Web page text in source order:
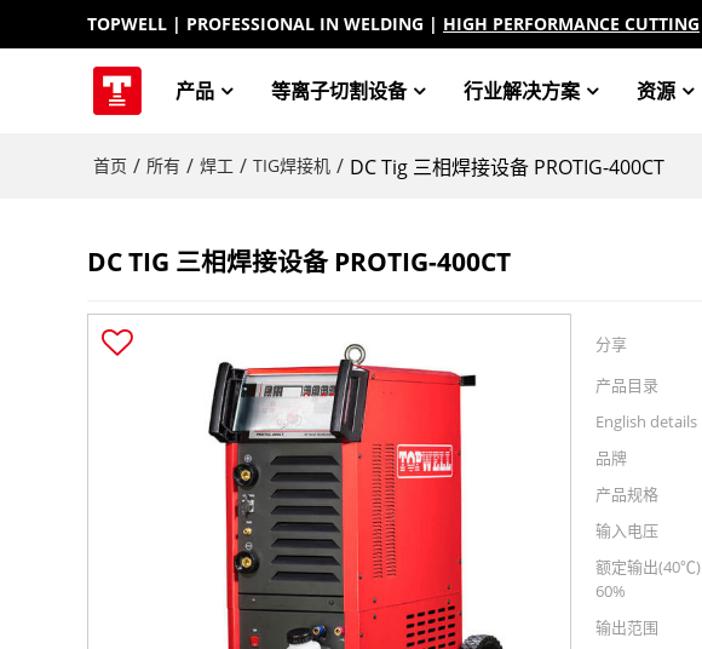
TOPWELL | PROFESSIONAL IN WELDING | HIGH PERFORMANCE CUTTING
产品 等离子切割设备 行业解决方案 资源
首页 / 所有 / 焊工 / TIG焊接机 / DC Tig 三相焊接设备 PROTIG-400CT
DC TIG 三相焊接设备 PROTIG-400CT
分享
产品目录
English details
品牌
产品规格
输入电压
额定输出(40℃)
60%
输出范围